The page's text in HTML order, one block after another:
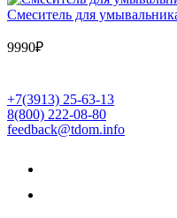
Cмеситель для
9990₽
+7(3913) 25-63-13
8(800) 222-08-80
feedback@tdom.info